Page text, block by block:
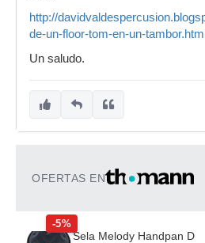
http://
de-un-floor-tom-en-un-tambor.html
Un saludo.
OFERTAS EN
-5%
Sela Melody Handpan D